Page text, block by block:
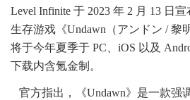
Level Infinite 于 2023 年 2 月 13 日
生存游戏《Undawn（アンドン / 黎
将于今年夏季于 PC、iOS 以及
下载内含氪金制。
官方指出，《Undawn》是一款强